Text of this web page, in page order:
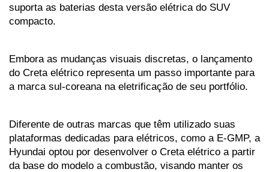
suporta as baterias desta versão elétrica do SUV
compacto.
Embora as mudanças visuais discretas, o lançamento
do Creta elétrico representa um passo importante para
a marca sul-coreana na eletrificação de seu portfólio.
Diferente de outras marcas que têm utilizado suas
plataformas dedicadas para elétricos, como a E-GMP, a
Hyundai optou por desenvolver o Creta elétrico a partir
da base do modelo a combustão, visando manter os